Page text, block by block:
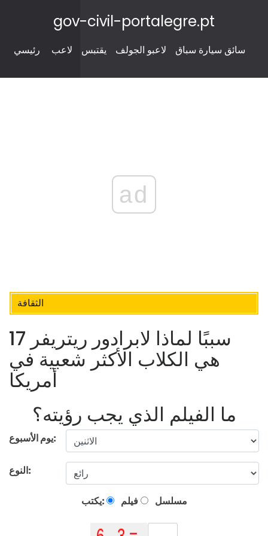
gov-civil-portalegre.pt
رئيسي لاعب يقتبس لاعبو الجولف سائق سيارة سباق
ad
الثقافة
17 سببًا لماذا لابرادور ريتريفر
هي الكلاب الأكثر شعبية في
أمريكا
ما الفيلم الذي يجب رؤيته؟
يوم الأسبوع:
النوع:
يكتب: فيلم مسلسل